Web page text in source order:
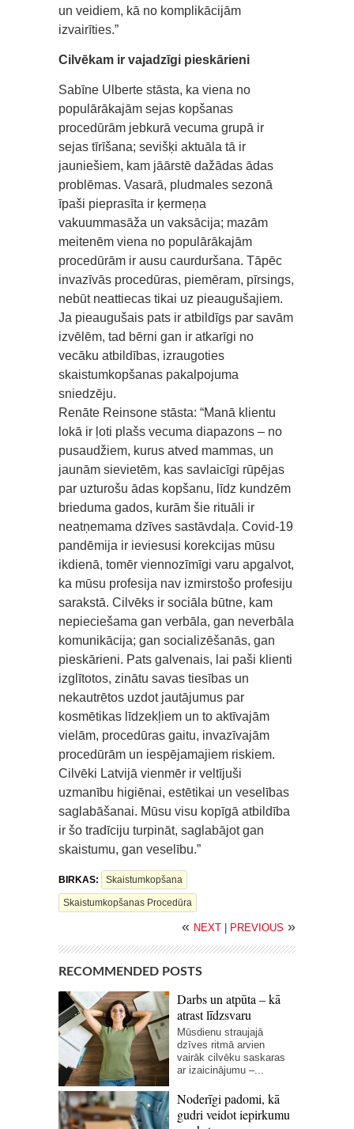
un veidiem, kā no komplikācijām
izvairīties.”
Cilvēkam ir vajadzīgi pieskārieni
Sabīne Ulberte stāsta, ka viena no
populārākajām sejas kopšanas
procedūrām jebkurā vecuma grupā ir
sejas tīrīšana; sevišķi aktuāla tā ir
jauniešiem, kam jāārstē dažādas ādas
problēmas. Vasarā, pludmales sezonā
īpaši pieprasīta ir ķermeņa
vakuummasāža un vaksācija; mazām
meitenēm viena no populārākajām
procedūrām ir ausu caurduršana. Tāpēc
invazīvās procedūras, piemēram, pīrsings,
nebūt neattiecas tikai uz pieaugušajiem.
Ja pieaugušais pats ir atbildīgs par savām
izvēlēm, tad bērni gan ir atkarīgi no
vecāku atbildības, izraugoties
skaistumkopšanas pakalpojuma
sniedzēju.
Renāte Reinsone stāsta: “Manā klientu
lokā ir ļoti plašs vecuma diapazons – no
pusaudžiem, kurus atved mammas, un
jaunām sievietēm, kas savlaicīgi rūpējas
par uzturošu ādas kopšanu, līdz kundzēm
brieduma gados, kurām šie rituāli ir
neatņemama dzīves sastāvdaļa. Covid-19
pandēmija ir ieviesusi korekcijas mūsu
ikdienā, tomēr viennozīmīgi varu apgalvot,
ka mūsu profesija nav izmirstošo profesiju
sarakstā. Cilvēks ir sociāla būtne, kam
nepieciešama gan verbāla, gan neverbāla
komunikācija; gan socializēšanās, gan
pieskārieni. Pats galvenais, lai paši klienti
izglītotos, zinātu savas tiesības un
nekautrētos uzdot jautājumus par
kosmētikas līdzekļiem un to aktīvajām
vielām, procedūras gaitu, invazīvajām
procedūrām un iespējamajiem riskiem.
Cilvēki Latvijā vienmēr ir veltījuši
uzmanību higiēnai, estētikai un veselības
saglabāšanai. Mūsu visu kopīgā atbildība
ir šo tradīciju turpināt, saglabājot gan
skaistumu, gan veselību.”
BIRKAS: Skaistumkopšana
Skaistumkopšanas Procedūra
« NEXT PREVIOUS »
RECOMMENDED POSTS
Darbs un atpūta – kā
atrast līdzsvaru
Mūsdienu straujajā
dzīves ritmā arvien
vairāk cilvēku saskaras
ar izaicinājumu –...
Noderīgi padomi, kā
gudri veidot iepirkumu